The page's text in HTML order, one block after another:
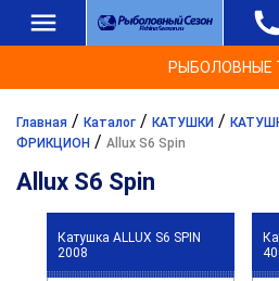
РЫБОЛОВНЫЕ
Главная / Каталог / КАТУШКИ /
ФРИКЦИОН / Allux S6 Spin
Allux S6 Spin
Катушка ALLUX S6 SPIN
2008